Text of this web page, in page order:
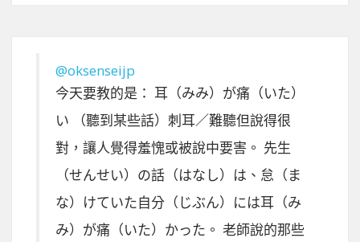
@oksenseijp
今天要教的是： 耳（みみ）が痛（いた）
い （聽到某些話）刺耳／難聽但說得很
對，讓人覺得羞愧或被說中要害。 先生
（せんせい）の話（はなし）は、怠（ま
な）けていた自分（じぶん）には耳（み
み）が痛（いた）かった。 老師說的那些